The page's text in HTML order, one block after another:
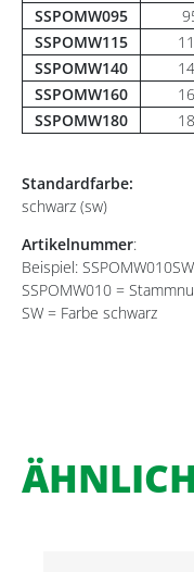
SSPOMW095
SSPOMW115
SSPOMW140
SSPOMW160
SSPOMW180
Standardfarbe:
schwarz (sw)
Artikelnummer:
Beispiel: SSPOMW010SW
SSPOMW010 =
SW = Farbe schwarz